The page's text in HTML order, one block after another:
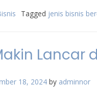
Tagged jenis bisnis
Lancar
18, 2024 by adminnor